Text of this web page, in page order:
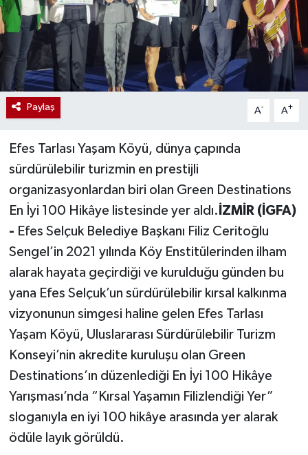
Paylaş A- A+
Efes Tarlası Yaşam Köyü, dünya çapında
sürdürülebilir turizmin en prestijli
organizasyonlardan biri olan Green Destinations
En İyi 100 Hikâye listesinde yer aldı. İZMİR (İGFA)
- Efes Selçuk Belediye Başkanı Filiz Ceritoğlu
Sengel’in 2021 yılında Köy Enstitülerinden ilham
alarak hayata geçirdiği ve kurulduğu günden bu
yana Efes Selçuk’un sürdürülebilir kırsal kalkınma
vizyonunun simgesi haline gelen Efes Tarlası
Yaşam Köyü, Uluslararası Sürdürülebilir Turizm
Konseyi’nin akredite kuruluşu olan Green
Destinations’ın düzenlediği En İyi 100 Hikâye
Yarışması’nda “Kırsal Yaşamın Filizlendiği Yer”
sloganıyla en iyi 100 hikâye arasında yer alarak
ödüle layık görüldü.